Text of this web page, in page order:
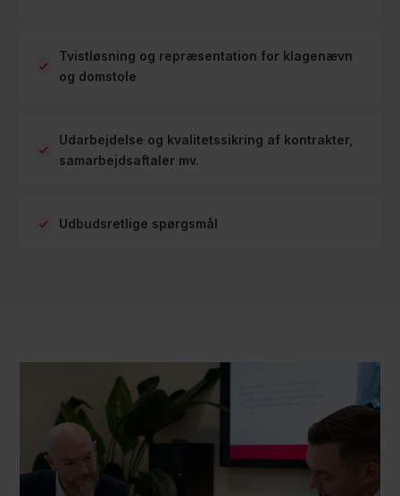
Tvistløsning og repræsentation for klagenævn
og domstole
Udarbejdelse og kvalitetssikring af kontrakter,
samarbejdsaftaler mv.
Udbudsretlige spørgsmål